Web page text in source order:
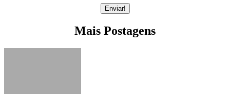
Mais Postagens